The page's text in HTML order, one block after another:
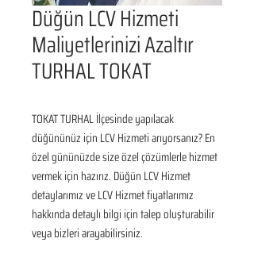
Düğün LCV Hizmeti
Maliyetlerinizi Azaltır
TURHAL TOKAT
TOKAT TURHAL İlçesinde yapılacak
düğününüz için LCV Hizmeti arıyorsanız? En
özel gününüzde size özel çözümlerle hizmet
vermek için hazırız. Düğün LCV Hizmet
detaylarımız ve LCV Hizmet fiyatlarımız
hakkında detaylı bilgi için talep oluşturabilir
veya bizleri arayabilirsiniz.